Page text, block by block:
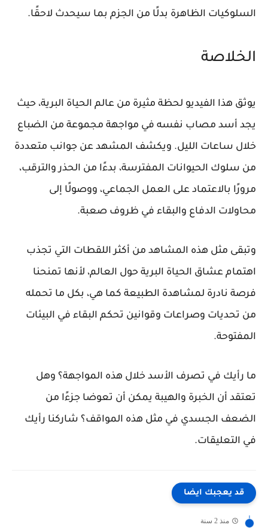
السلوكيات الظاهرة بدلًا من الجزم بما سيحدث لاحقًا.
الخلاصة
يوثق هذا الفيديو لحظة مثيرة من عالم الحياة البرية، حيث
يجد أسد مصاب نفسه في مواجهة مجموعة من الضباع
خلال ساعات الليل. ويكشف المشهد عن جوانب متعددة
من سلوك الحيوانات المفترسة، بدءًا من الحذر والترقب،
مرورًا بالاعتماد على العمل الجماعي، ووصولًا إلى
محاولات الدفاع والبقاء في ظروف صعبة.
وتبقى مثل هذه المشاهد من أكثر اللقطات التي تجذب
اهتمام عشاق الحياة البرية حول العالم، لأنها تمنحنا
فرصة نادرة لمشاهدة الطبيعة كما هي، بكل ما تحمله
من تحديات وصراعات وقوانين تحكم البقاء في البيئات
المفتوحة.
ما رأيك في تصرف الأسد خلال هذه المواجهة؟ وهل
تعتقد أن الخبرة والهيبة يمكن أن تعوضا جزءًا من
الضعف الجسدي في مثل هذه المواقف؟ شاركنا رأيك
في التعليقات.
قد يعجبك ايضا
منذ 2 سنة